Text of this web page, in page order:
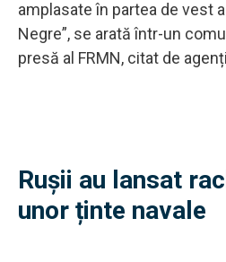
amplasate în partea de vest
Negre”, se arată într-un
presă al FRMN, citat de
Rușii au lansat
unor ținte navale